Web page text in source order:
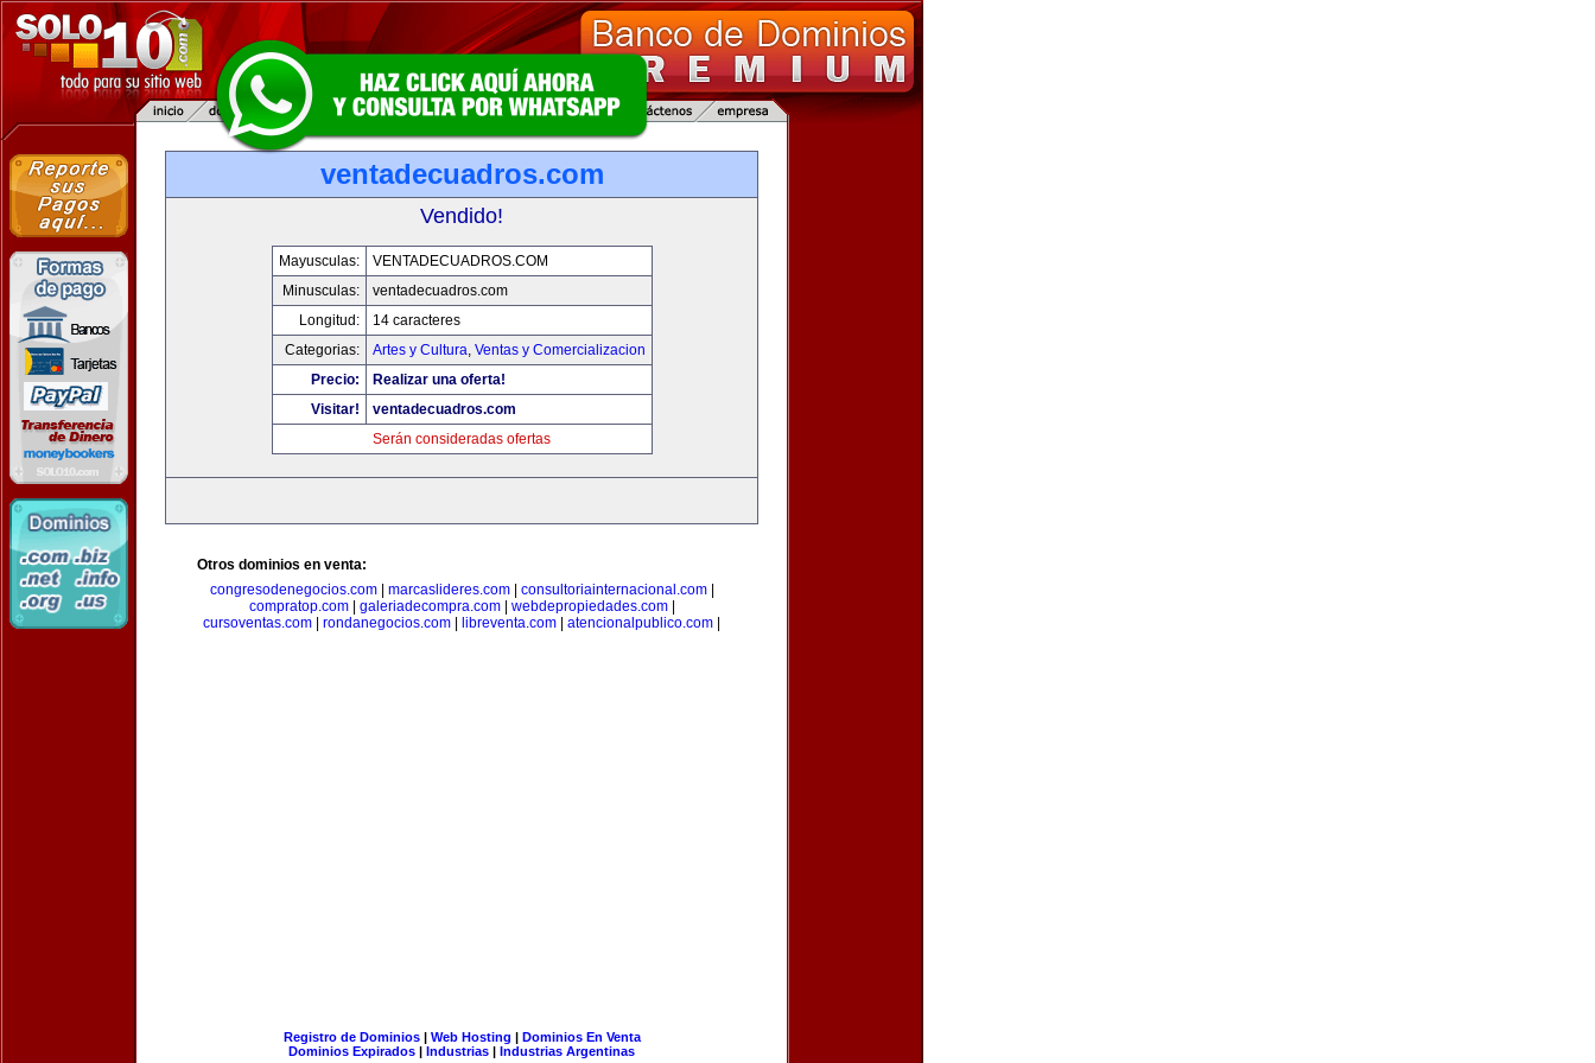
ventadecuadros.com
Vendido!
Mayusculas:
VENTADECUADROS.COM
Minusculas:
ventadecuadros.com
Longitud:
14 caracteres
Categorias:
Artes y Cultura, Ventas y Comercializacion
Precio:
Realizar una oferta!
Visitar!
ventadecuadros.com
Serán consideradas ofertas
Otros dominios en venta:
congresodenegocios.com| marcaslideres.com| consultoriainternacional.com|
compratop.com| galeriadecompra.com| webdepropiedades.com|
cursoventas.com
rondanegocios.com libreventa.com atencionalpublico.com
Registro de Dominios| Web Hosting | Dominios En Venta
Dominios Expirados | Industrias | Industrias Argentinas